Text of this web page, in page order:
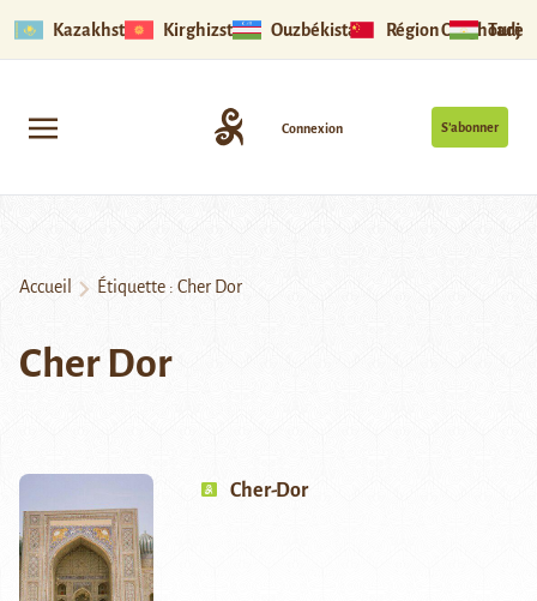
Kazakhstan Kirghizstan Ouzbékistan Région Ouïghoure
S’abonner
Connexion
Accueil Étiquette : Cher Dor
Cher Dor
Cher-Dor